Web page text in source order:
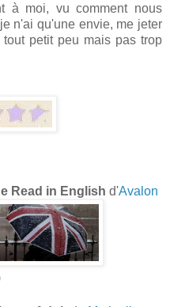
à moi, vu comment nous
n'ai qu'une envie, me jeter
petit peu mais pas trop
Read in English d'Avalon